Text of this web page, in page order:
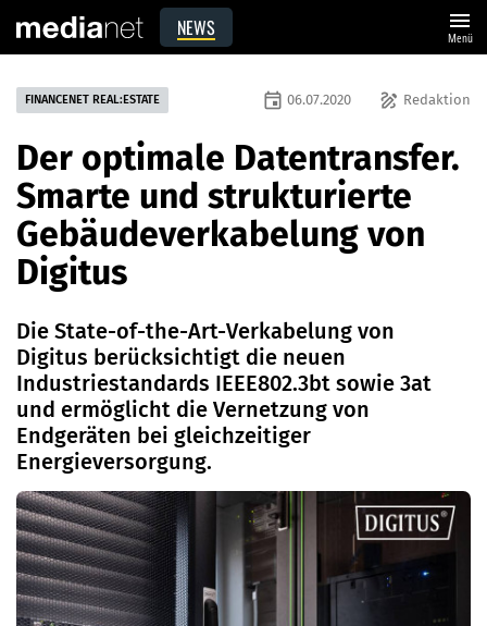
NEWS menu
Menü
FINANCENET REAL:ESTATE draw Redaktion
event 06.07.2020
Der optimale Datentransfer.
Smarte und strukturierte
Gebäudeverkabelung von
Digitus
Die State-of-the-Art-Verkabelung von
Digitus berücksichtigt die neuen
Industriestandards IEEE802.3bt sowie 3at
und ermöglicht die Vernetzung von
Endgeräten bei gleichzeitiger
Energieversorgung.